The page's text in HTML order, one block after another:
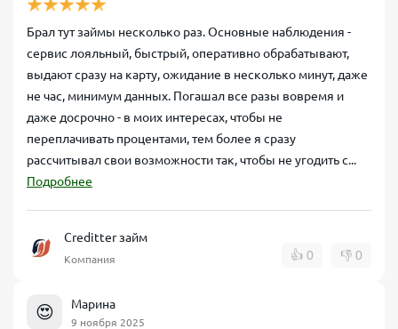
Брал тут займы несколько раз. Основные наблюдения -
сервис лояльный, быстрый, оперативно обрабатывают,
выдают сразу на карту, ожидание в несколько минут, даже
не час, минимум данных. Погашал все разы вовремя и
даже досрочно - в моих интересах, чтобы не
переплачивать процентами, тем более я сразу
рассчитывал свои возможности так, чтобы не угодить с...
Подробнее
Creditter займ
Компания 👍 0 👎 0
😍 Марина
9 ноября 2025